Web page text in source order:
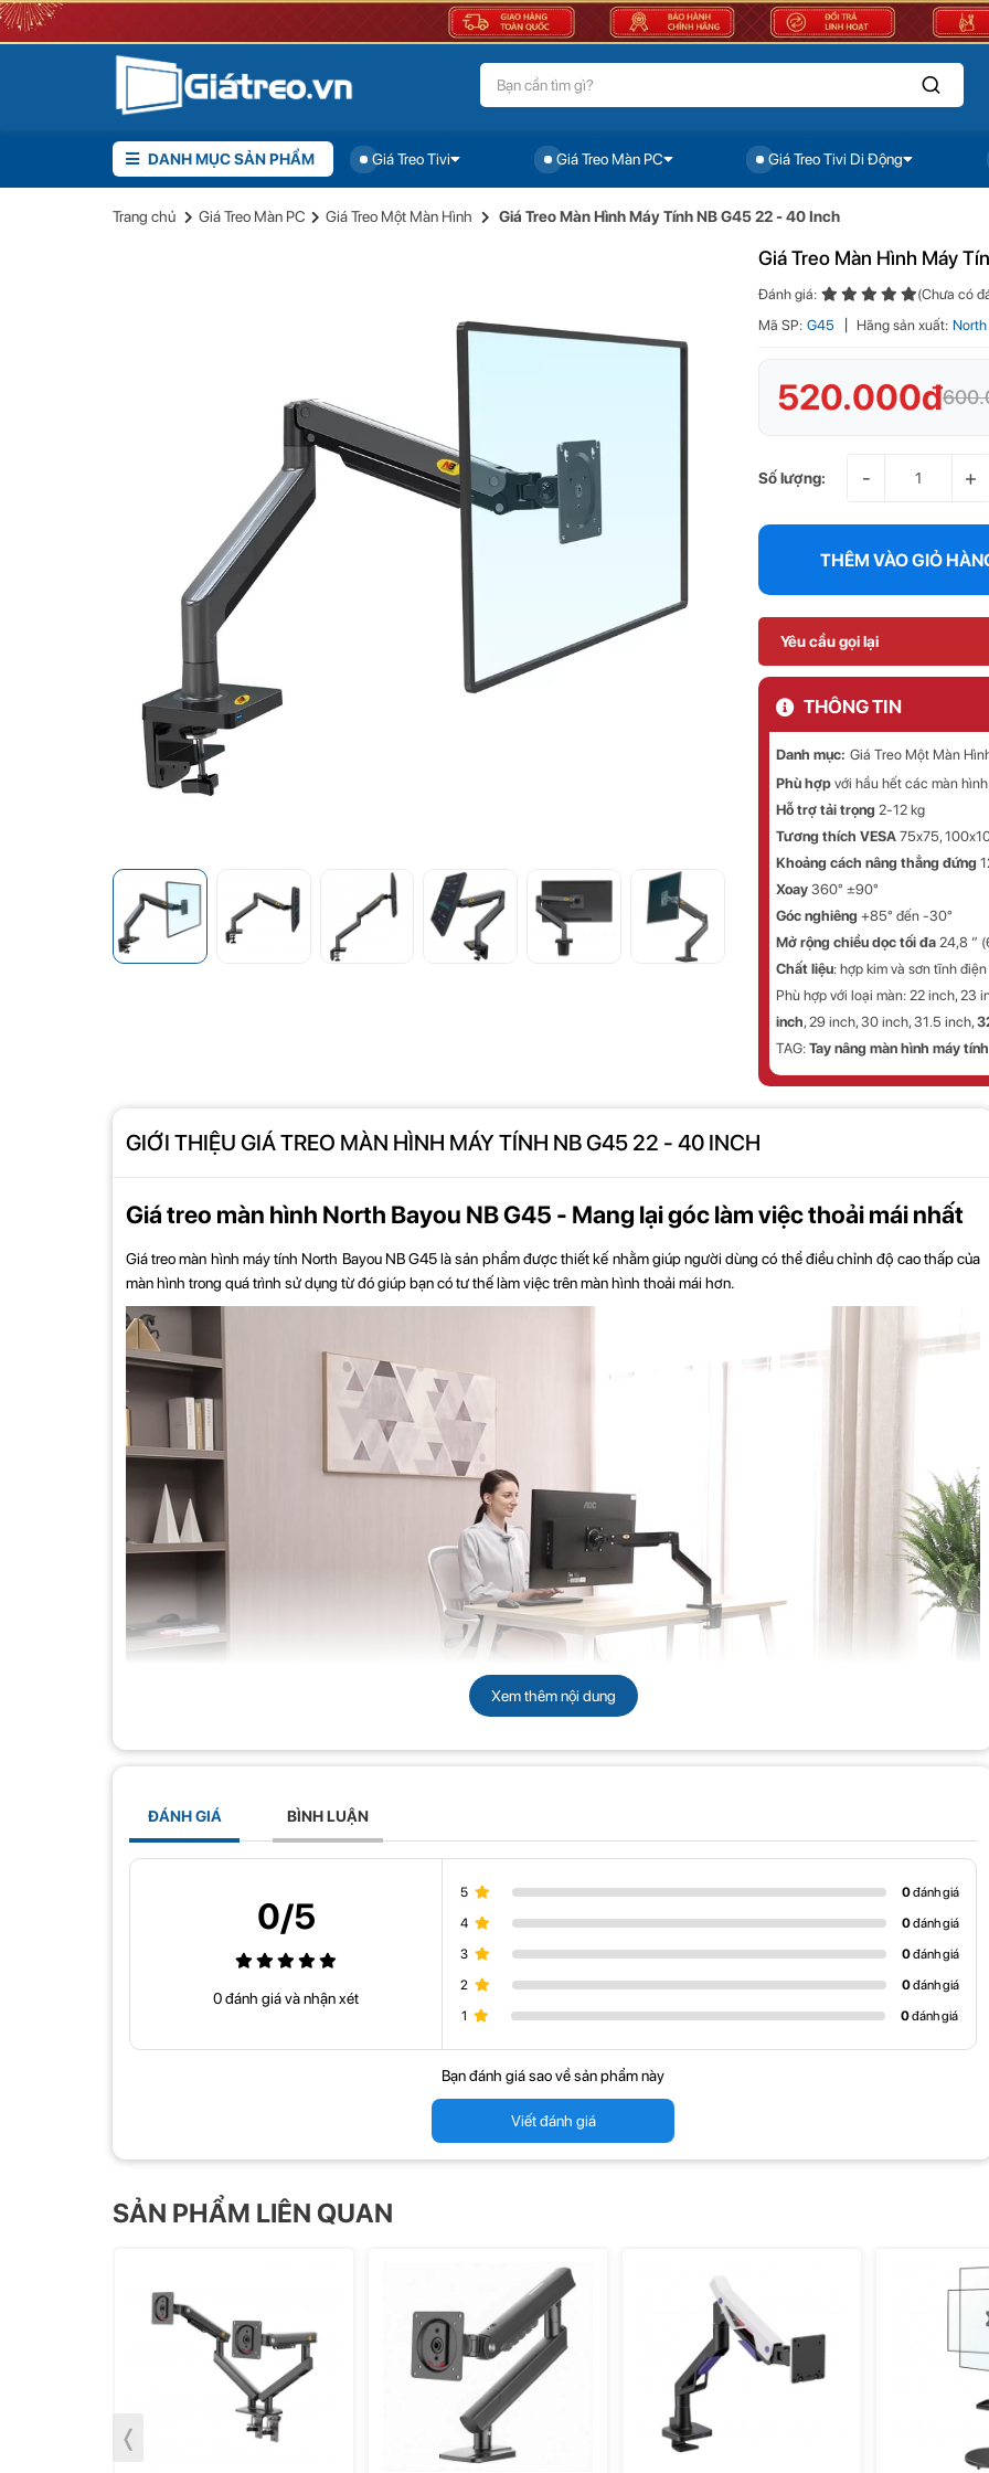
DANH MỤC SẢN PHẨM Giá Treo Tivi Giá Treo Màn PC Giá Treo Tivi Di Động
Giới thiệu sản phẩm Đánh giá Giá Treo Màn Hình Máy Tính NB G45 22 - 40 Inch
Trang chủ Giá Treo Màn PC Giá Treo Một Màn Hình Giá Treo Màn Hình Máy Tính NB G45 22 - 40 Inch
Giá Treo Màn Hình Máy
Đánh giá:
(Chưa có
Mã SP: G45 Hãng sản xuất:
520.000đ
Số lượng: - +
THÊM VÀO GIỎ
Yêu cầu gọi lại
THÔNG TIN
Danh mục: Giá Treo Một Màn
Phù hợp với hầu hết các màn
Hỗ trợ tải trọng 2-12 kg
Tương thích VESA 75x75,
Khoảng cách nâng thẳng đứng
Xoay 360° ±90°
Góc nghiêng +85° đến -30°
Mở rộng chiều dọc tối đa 24,8 ”
Chất liệu: hợp kim và sơn tĩnh điện
Phù hợp với loại màn: 22 inch, 23
inch, 29 inch, 30 inch, 31.5 inch,
TAG: Tay nâng màn hình máy
GIỚI THIỆU GIÁ TREO MÀN HÌNH MÁY TÍNH NB G45 22 - 40 INCH
Giá treo màn hình North Bayou NB G45 - Mang lại góc làm việc thoải mái nhất
Giá treo màn hình máy tính North Bayou NB G45là sản phẩm được thiết kế nhằm giúp người dùng có thể điều chỉnh độ cao thấp của
màn hình trong quá trình sử dụng từ đó giúp bạn có tư thế làm việc trên màn hình thoải mái hơn.
Giá đỡ màn hình NB G45 được thiết kế với độ hoàn thiện cao, chất liệu được làm từ thép cao cùng hộp kim nhôm không gỉ. Với khả
việc.
Với thiết kế cứng cáp, arm màn hình NB G45 có tải trọng tối đa lên đến 15kg và hỗ trợ kích thước màn hình từ 22 inch đến 40 inch.
Cùng với đó trọng lượng của giá đỡ cũng chỉ rơi vào khoảng 6.6kg, thuận tiện trong việc di chuyển.
Xem thêm nội dung
ĐÁNH GIÁ BÌNH LUẬN
0/5
0 đánh giá và nhận xét
5 0đánh giá
4
0đánh giá
3
0đánh giá
2
0đánh giá
1
0đánh giá
Bạn đánh giá sao về sản phẩm này
Viết đánh giá
SẢN PHẨM LIÊN QUAN
❬